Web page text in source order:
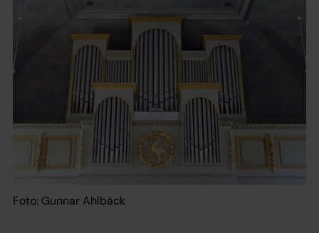
Foto: Gunnar Ahlbäck